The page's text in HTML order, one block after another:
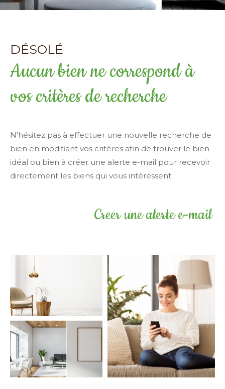
DÉSOLÉ
Aucun bien ne correspond à
vos critères de recherche
N'hésitez pas à effectuer une nouvelle recherche de
bien en modifiant vos critères afin de trouver le bien
idéal ou bien à créer une alerte e-mail pour recevoir
directement les biens qui vous intéressent.
Creer une alerte e-mail
Surface
Pièces
AFFINER LES CRITÈRES
FILTRER PAR
COUPS DE COEUR EXCLUSIVITÉS NOUVEAUTÉS
Rechercher